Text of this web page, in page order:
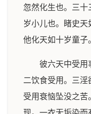
忽然化生也。三
岁小儿也。睹史天
他化天如十岁童子
彼六天中受用
二饮食受用。三淫
受用衰恼坠没之